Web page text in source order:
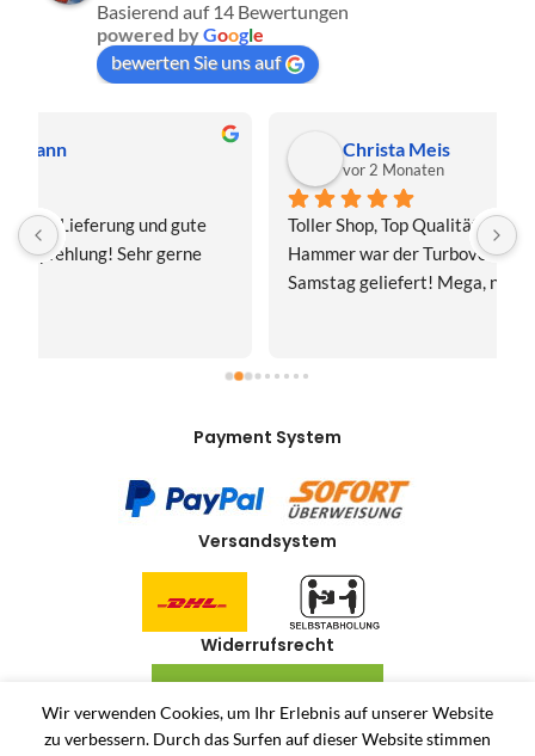
Basierend auf 14 Bewertungen
powered byGoogle
bewerten Sie uns auf
Christa Meis
Toller Shop, Top Qualität. Aber der absolute
Hammer war der Turboversand!!! Freitag bestellt,
Samstag geliefert! Mega, nur zu empfehlen👍
Payment System
Versandsystem
Widerrufsrecht
Allerlei-Online 2024Dienstleistungen Häuser. Antiquitäten und Second Hand
Wir verwenden Cookies, um Ihr Erlebnis auf unserer Website
zu verbessern. Durch das Surfen auf dieser Website stimmen